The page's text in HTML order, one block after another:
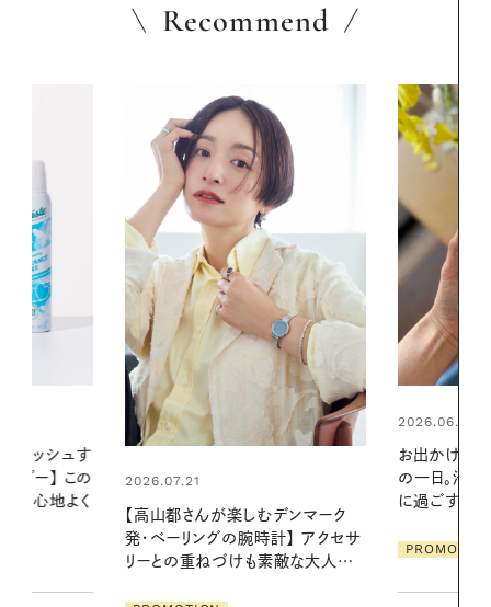
Recommend
2026.06.01
の一日。汗ばむ季節を「ごきげん」
PROMOTION
2026.06.01
暑い夏のナイ
える夜の爽